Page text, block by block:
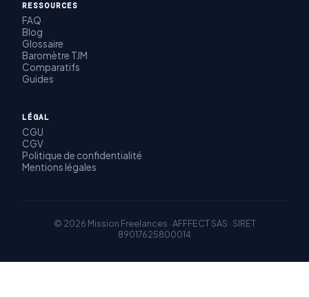
RESSOURCES
FAQ
Blog
Glossaire
Baromètre TJM
Comparatifs
Guides
LÉGAL
CGU
CGV
Politique de confidentialité
Mentions légales
© 2026 Mission Freelances · AFFFECT SAS · SIRET
89017625800014